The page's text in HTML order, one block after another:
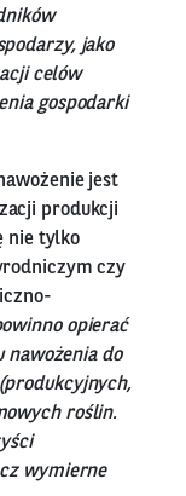
jako
celów
gospodarki
jest
produkcji
nie tylko
czy
opierać
nawożenia do
roślin.
wymierne